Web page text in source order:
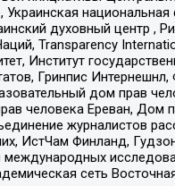
Украинская
духовный центр ,
Transparеncy
Институт
Гринпис
дом прав
человека Ереван, Дом
журналистов
ИстЧам Финланд,
международных
сеть